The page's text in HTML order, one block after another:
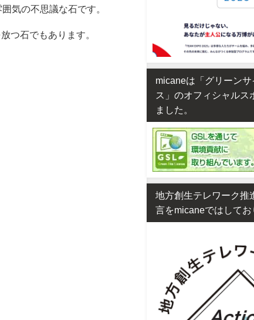
気の不思議な石です。
つ石でもあります。
micaneは「グリーン
ス」のオフィシャルス
ました。
地方創生テレワーク推
言をmicaneではしてお